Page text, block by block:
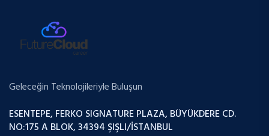
Geleceğin Teknolojileriyle Buluşun
ESENTEPE, FERKO SIGNATURE PLAZA, BÜYÜKDERE CD.
NO:175 A BLOK, 34394 ŞIŞLI/İSTANBUL